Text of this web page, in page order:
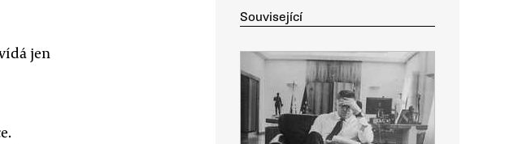
jen
Související